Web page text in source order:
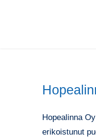
Hopealinna
erikoistunut